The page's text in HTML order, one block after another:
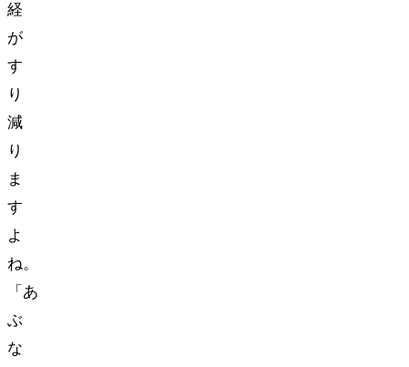
経
が
す
り
減
り
ま
す
よ
ね。
「あ
ぶ
な